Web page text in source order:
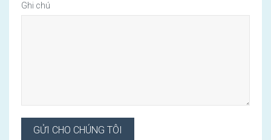
Ghi chú